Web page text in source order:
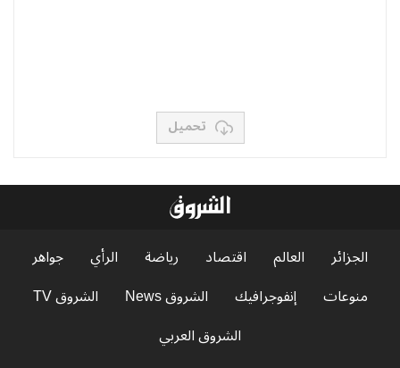
تحميل
الجزائر العالم اقتصاد رياضة الرأي
جواهر
منوعات
إنفوجرافيك الشروق News
الشروق TV
الشروق العربي